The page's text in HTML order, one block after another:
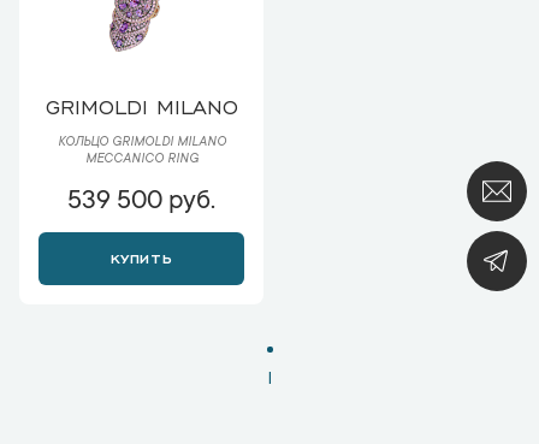
GRIMOLDI MILANO
КОЛЬЦО GRIMOLDI MILANO
MECCANICO RING
539 500 руб.
КУПИТЬ
1